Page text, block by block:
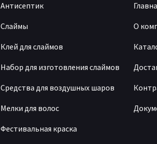
Антисептик
Слаймы
Клей для слаймов
Набор для изготовления слаймов
Средства для воздушных шаров
Мелки для волос
Фестивальная краска
О